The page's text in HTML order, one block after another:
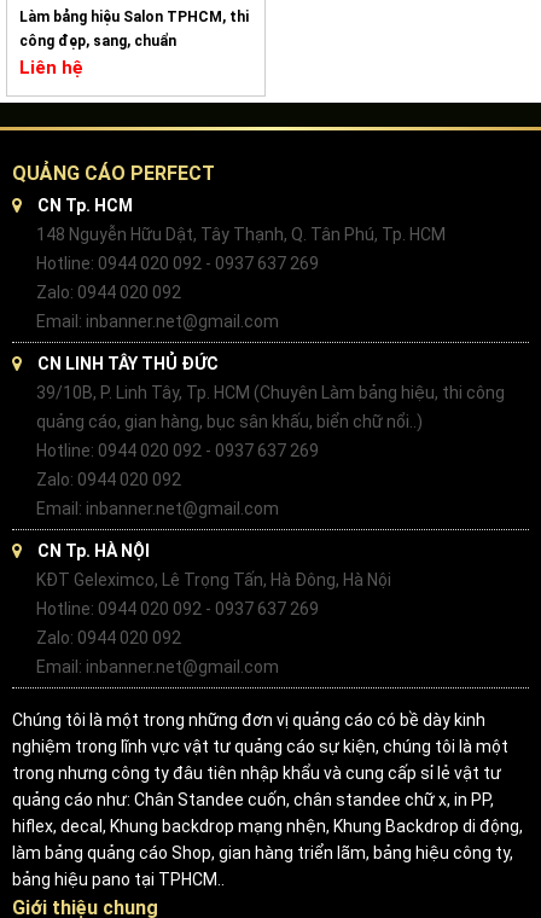
Làm bảng hiệu Salon TPHCM, thi
công đẹp, sang, chuẩn
Liên hệ
QUẢNG CÁO PERFECT
CN Tp. HCM
148 Nguyễn Hữu Dật, Tây Thạnh, Q. Tân Phú, Tp. HCM
Hotline: 0944 020 092 - 0937 637 269
Zalo: 0944 020 092
Email: inbanner.net@gmail.com
CN LINH TÂY THỦ ĐỨC
39/10B, P. Linh Tây, Tp. HCM (Chuyên Làm bảng hiệu, thi công
quảng cáo, gian hàng, bục sân khấu, biển chữ nổi..)
Hotline: 0944 020 092 - 0937 637 269
Zalo: 0944 020 092
Email: inbanner.net@gmail.com
CN Tp. HÀ NỘI
KĐT Geleximco, Lê Trọng Tấn, Hà Đông, Hà Nội
Hotline: 0944 020 092 - 0937 637 269
Zalo: 0944 020 092
Email: inbanner.net@gmail.com
Chúng tôi là một trong những đơn vị quảng cáo có bề dày kinh
nghiệm trong lĩnh vực vật tư quảng cáo sự kiện, chúng tôi là một
trong nhưng công ty đâu tiên nhập khẩu và cung cấp sỉ lẻ vật tư
quảng cáo như: Chân Standee cuốn, chân standee chữ x, in PP,
hiflex, decal, Khung backdrop mạng nhện, Khung Backdrop di động,
làm bảng quảng cáo Shop, gian hàng triển lãm, bảng hiệu công ty,
bảng hiệu pano tại TPHCM..
Giới thiệu chung